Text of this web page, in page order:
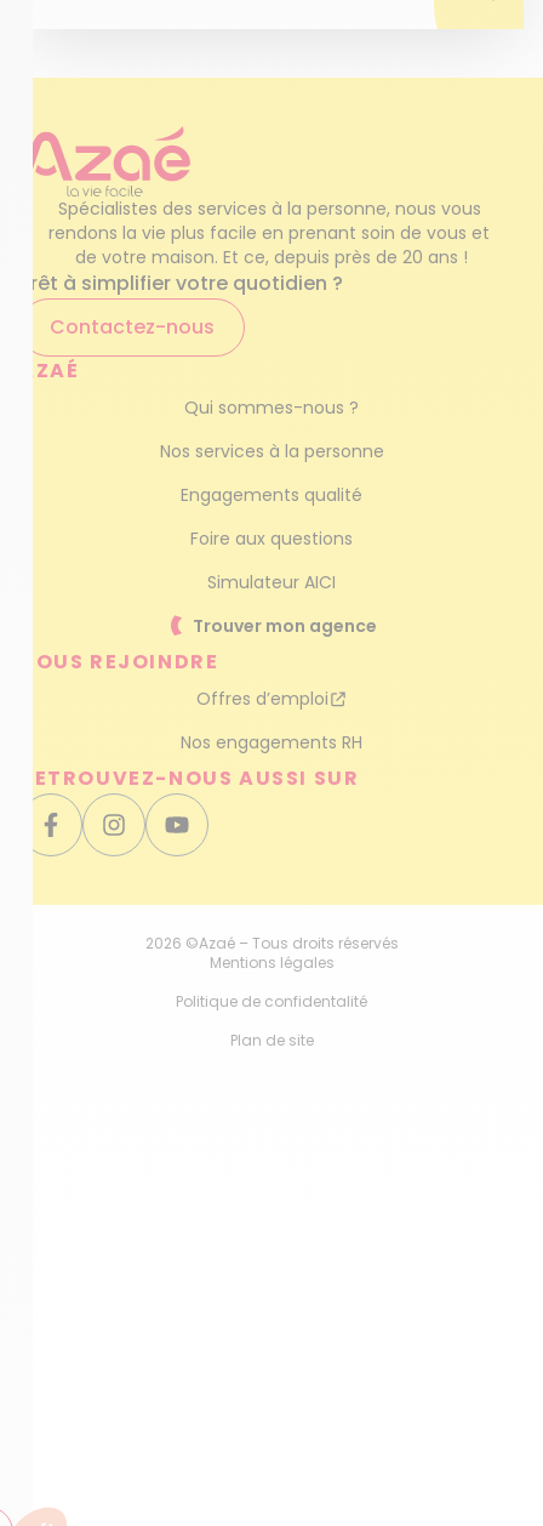
Spécialistes des services à la personne, nous vous
rendons la vie plus facile en prenant soin de vous et
de votre maison. Et ce, depuis près de 20 ans !
Prêt à simplifier votre quotidien ?
Contactez-nous
AZAÉ
Qui sommes-nous ?
Nos services à la personne
Engagements qualité
Foire aux questions
Simulateur AICI
Trouver mon agence
NOUS REJOINDRE
Offres d’emploi
Nos engagements RH
RETROUVEZ-NOUS AUSSI SUR
2026 ©Azaé – Tous droits réservés
Mentions légales
Politique de confidentalité
Plan de site